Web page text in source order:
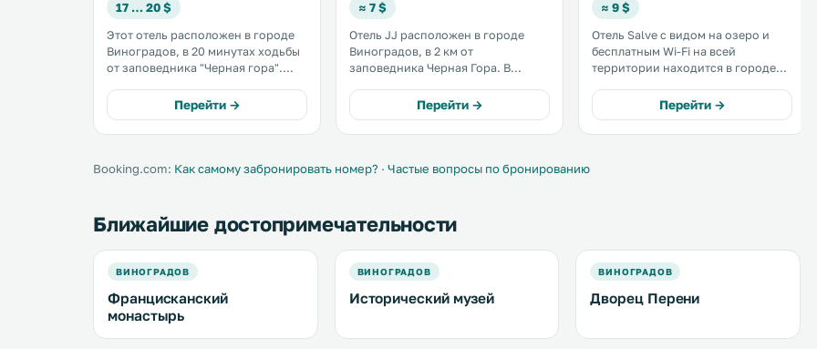
17 … 20 $
Этот отель расположен в городе
Виноградов, в 20 минутах ходьбы
от заповедника "Черная гора".
воспользоваться отдельной
парковкой и посетить сауну.
Также в их распоряжении
бесплатный Wi-Fi. .
Перейти →
≈ 7 $
Отель JJ расположен в городе
Виноградов, в 2 км от
заповедника Черная Гора. В
воспользоваться бесплатным Wi-
Fi. К услугам гостей сауна,
бильярд и бесплатная парковка. .
Перейти →
≈ 9 $
Отель Salve с видом на озеро и
бесплатным Wi-Fi на всей
территории находится в городе
детская игровая площадка, бар и
бесплатная частная парковка. В
числе удобств телевизор с
Перейти →
Booking.com: Как самому забронировать номер? · Частые вопросы по бронированию
Ближайшие достопримечательности
ВИНОГРАДОВ
Францисканский
монастырь
ВИНОГРАДОВ
Исторический музей
ВИНОГРАДОВ
Дворец Перени